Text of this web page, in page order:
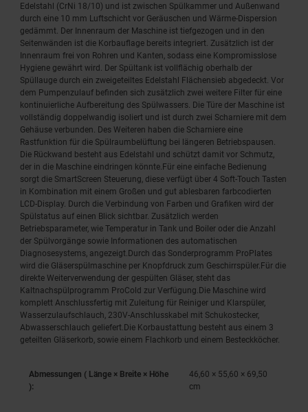
Edelstahl (CrNi 18/10) und ist zwischen Spülkammer und Außenwand
durch eine 10 mm Luftschicht vor Geräuschen und Wärme-Dispersion
gedämmt. Der Innenraum der Maschine ist tiefgezogen und in den
Seitenwänden ist die Korbauflage bereits integriert. Zusätzlich ist der
Innenraum frei von Rohren und Kanten, sodass eine Kompromisslose
Hygiene gewährt wird. Der Spültank ist vollflächig oberhalb der
Spüllauge durch ein zweigeteiltes Edelstahl Flächensieb abgedeckt. Vor
dem Pumpenzulauf befinden sich zusätzlich zwei weitere Filter für eine
kontinuierliche Aufbereitung des Spülwassers. Die Türe der Maschine ist
vollständig doppelwandig isoliert und ist durch zwei Scharniere mit dem
Gehäuse verbunden. Des Weiteren haben die Scharniere eine
Rastfunktion für die Spülraumbelüftung bei längeren Betriebspausen.
Die Rückwand besteht aus Edelstahl und schützt damit vor Schmutz,
der in die Maschine eindringen könnte.Für eine einfache Bedienung
sorgt die SmartScreen Steuerung, diese verfügt über 4 Soft-Touch Tasten
in Kombination mit einem Großen und gut ablesbaren farbcodierten
LCD-Display. Durch die Verbindung von Farben und Grafiken wird der
Spülstatus auf einen Blick sichtbar. Zusätzlich werden
Betriebsparameter, wie Temperatur in Tank und Boiler oder die Anzahl
der Spülvorgänge sowie Informationen des automatischen
Diagnosesystems, angezeigt.Durch das Sonderprogramm ProPlates
wird die Gläserspülmaschine per Knopfdruck zum Geschirrspüler.Für die
direkte Weiterverwendung der gespülten Gläser, steht das
Kaltnachspülprogramm ProCold zur Verfügung.Die Maschine wird
komplett Anschlussfertig mit Zuleitung für Reiniger und Klarspüler,
Wasserzulaufschlauch, 230V-Anschlusskabel mit Schukostecker,
Abwasserschlauch geliefert.Die Korbaustattung besteht aus einem 3
geteilten Gläserkorb, sowie einem Flachkorb und einem Besteckköcher.
Abmessungen ( Länge × Breite × Höhe
):
46,60 × 55,60 × 69,50
cm